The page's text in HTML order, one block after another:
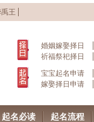
王
婚姻嫁娶择日
祈福祭祀择日
宝宝起名申请
嫁娶择日申请
起名必读 起名流程